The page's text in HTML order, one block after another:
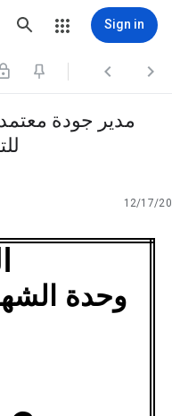
Sign in
 
12/17/20
وحدة